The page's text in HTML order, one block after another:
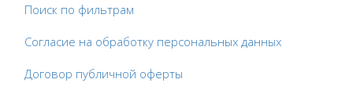
Поиск по фильтрам
Согласие на обработку персональных данных
Договор публичной оферты